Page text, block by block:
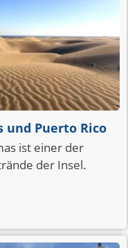
und Puerto Rico
ist einer der
der Insel.